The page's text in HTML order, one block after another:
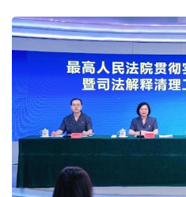
“零关税”实施100天 见证中
高温下用电负荷创新高 解
活力中国调研行丨弯道超车
年中经济观察 服务实体经